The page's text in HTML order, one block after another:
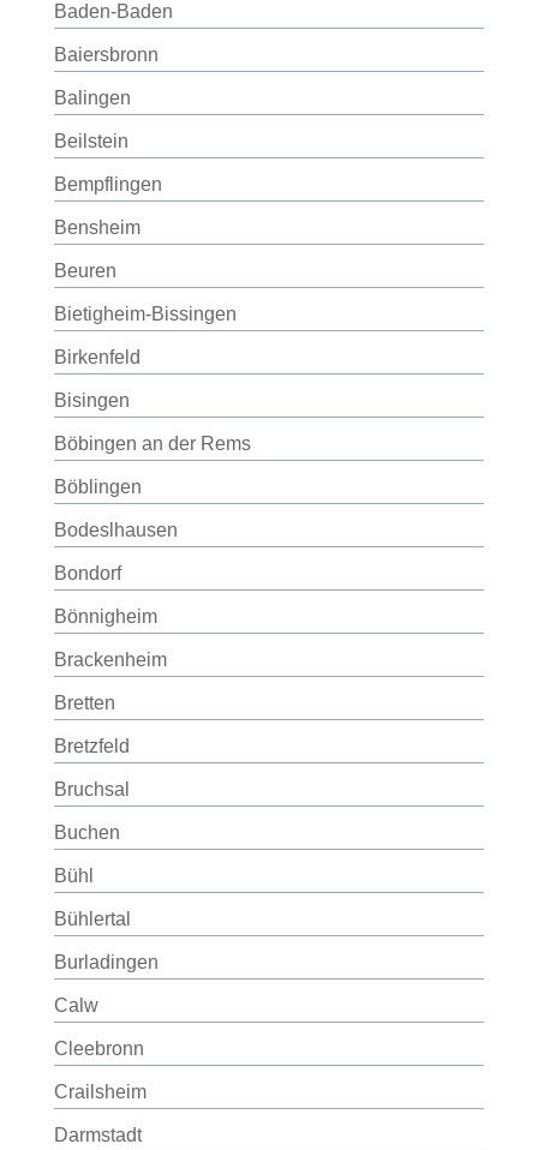
Baden-Baden
Baiersbronn
Balingen
Beilstein
Bempflingen
Bensheim
Beuren
Bietigheim-Bissingen
Birkenfeld
Bisingen
Böbingen an der Rems
Böblingen
Bodeslhausen
Bondorf
Bönnigheim
Brackenheim
Bretten
Bretzfeld
Bruchsal
Buchen
Bühl
Bühlertal
Burladingen
Calw
Cleebronn
Crailsheim
Darmstadt